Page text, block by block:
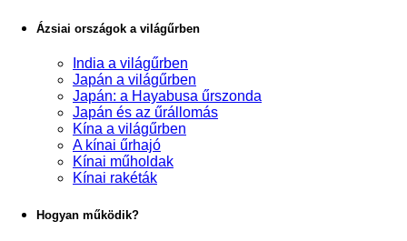
Ázsiai országok a világűrben
India a világűrben
Japán a világűrben
Japán: a Hayabusa űrszonda
Japán és az űrállomás
Kína a világűrben
A kínai űrhajó
Kínai műholdak
Kínai rakéták
Hogyan működik?